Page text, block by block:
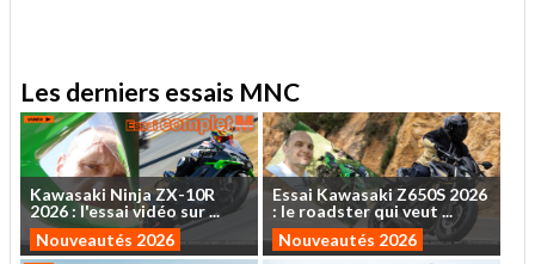
Les derniers essais MNC
Kawasaki NinjaZX-10R
2026: l'essaividéo sur...
Nouveautés 2026
Essai KawasakiZ650S 2026
: le roadsterquiveut ...
Nouveautés 2026